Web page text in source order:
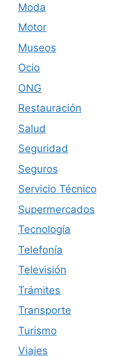
Moda
Motor
Museos
Ocio
ONG
Restauración
Salud
Seguridad
Seguros
Servicio Técnico
Supermercados
Tecnología
Telefonía
Televisión
Trámites
Transporte
Turismo
Viajes